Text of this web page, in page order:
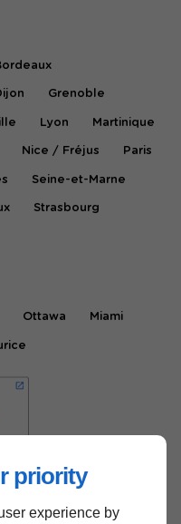
priority
experience by
Grenoble
Lyon Martinique
Nice / Fréjus Paris
Seine-et-Marne
Strasbourg
Ottawa Miami